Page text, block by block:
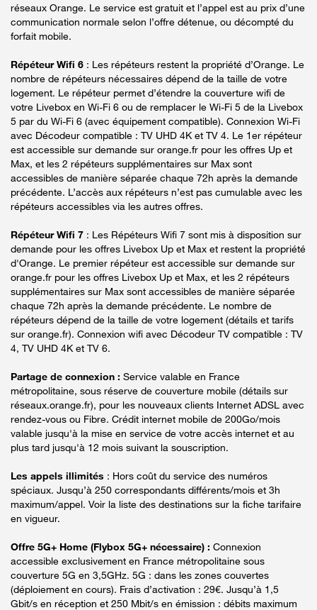
réseaux Orange. Le service est gratuit et l’appel est au prix d’une
communication normale selon l’offre détenue, ou décompté du
forfait mobile.
Répéteur Wifi 6 : Les répéteurs restent la propriété d’Orange. Le
nombre de répéteurs nécessaires dépend de la taille de votre
logement. Le répéteur permet d’étendre la couverture wifi de
votre Livebox en Wi-Fi 6 ou de remplacer le Wi-Fi 5 de la Livebox
5 par du Wi-Fi 6 (avec équipement compatible). Connexion Wi-Fi
avec Décodeur compatible : TV UHD 4K et TV 4. Le 1er répéteur
est accessible sur demande sur orange.fr pour les offres Up et
Max, et les 2 répéteurs supplémentaires sur Max sont
accessibles de manière séparée chaque 72h après la demande
précédente. L’accès aux répéteurs n’est pas cumulable avec les
répéteurs accessibles via les autres offres.
Répéteur Wifi 7 : Les Répéteurs Wifi 7 sont mis à disposition sur
demande pour les offres Livebox Up et Max et restent la propriété
d'Orange. Le premier répéteur est accessible sur demande sur
orange.fr pour les offres Livebox Up et Max, et les 2 répéteurs
supplémentaires sur Max sont accessibles de manière séparée
chaque 72h après la demande précédente. Le nombre de
répéteurs dépend de la taille de votre logement (détails et tarifs
sur orange.fr). Connexion wifi avec Décodeur TV compatible : TV
4, TV UHD 4K et TV 6.
Partage de connexion : Service valable en France
métropolitaine, sous réserve de couverture mobile (détails sur
réseaux.orange.fr), pour les nouveaux clients Internet ADSL avec
rendez-vous ou Fibre. Crédit internet mobile de 200Go/mois
valable jusqu'à la mise en service de votre accès internet et au
plus tard jusqu'à 12 mois suivant la souscription.
Les appels illimités : Hors coût du service des numéros
spéciaux. Jusqu’à 250 correspondants différents/mois et 3h
maximum/appel. Voir la liste des destinations sur la fiche tarifaire
en vigueur.
Offre 5G+ Home (Flybox 5G+ nécessaire) : Connexion
accessible exclusivement en France métropolitaine sous
couverture 5G en 3,5GHz. 5G : dans les zones couvertes
(déploiement en cours). Frais d’activation : 29€. Jusqu’à 1,5
Gbit/s en réception et 250 Mbit/s en émission : débits maximum